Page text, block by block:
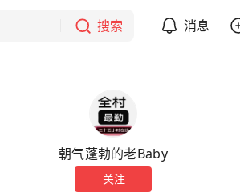
搜索 消息
朝气蓬勃的老Baby
关注